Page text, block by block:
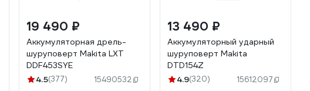
19 490 ₽
Аккумуляторная дрель-
шуруповерт Makita LXT
DDF453SYE
4.5(377) 15490532
13 490 ₽
Аккумуляторный ударный
шуруповерт Makita
DTD154Z
4.9(320) 15612097